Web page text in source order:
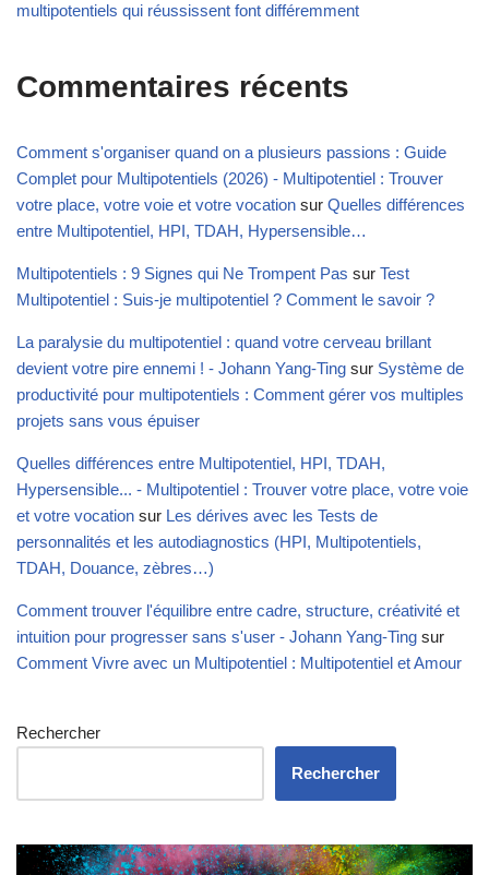
multipotentiels qui réussissent font différemment
Commentaires récents
Comment s'organiser quand on a plusieurs passions : Guide
Complet pour Multipotentiels (2026) - Multipotentiel : Trouver
votre place, votre voie et votre vocation sur Quelles différences
entre Multipotentiel, HPI, TDAH, Hypersensible…
Multipotentiels : 9 Signes qui Ne Trompent Pas sur Test
Multipotentiel : Suis-je multipotentiel ? Comment le savoir ?
La paralysie du multipotentiel : quand votre cerveau brillant
devient votre pire ennemi ! - Johann Yang-Ting sur Système de
productivité pour multipotentiels : Comment gérer vos multiples
projets sans vous épuiser
Quelles différences entre Multipotentiel, HPI, TDAH,
Hypersensible... - Multipotentiel : Trouver votre place, votre voie
et votre vocation sur Les dérives avec les Tests de
personnalités et les autodiagnostics (HPI, Multipotentiels,
TDAH, Douance, zèbres…)
Comment trouver l'équilibre entre cadre, structure, créativité et
intuition pour progresser sans s'user - Johann Yang-Ting sur
Comment Vivre avec un Multipotentiel : Multipotentiel et Amour
Rechercher
Rechercher